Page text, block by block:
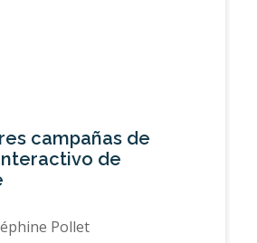
campañas de
de
Pollet